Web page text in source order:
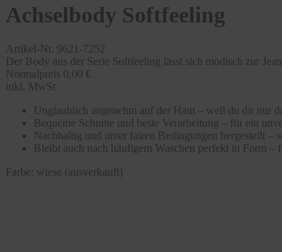
Achselbody Softfeeling
Artikel-Nr. 9621-7252
Der Body aus der Serie Softfeeling lässt sich modisch zur
Normalpreis 0,00 €
inkl. MwSt
Unglaublich angenehm auf der Haut – weil du dir nur
Bequeme Schnitte und beste Verarbeitung – für ein
Nachhaltig und unter fairen Bedingungen hergestellt –
Bleibt auch nach häufigem Waschen perfekt in Form –
Farbe: wiese (ausverkauft)